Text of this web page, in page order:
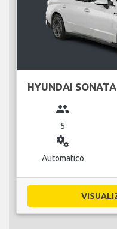
HYUNDAI SONATA
group
5
miscellaneous_services
Automatico